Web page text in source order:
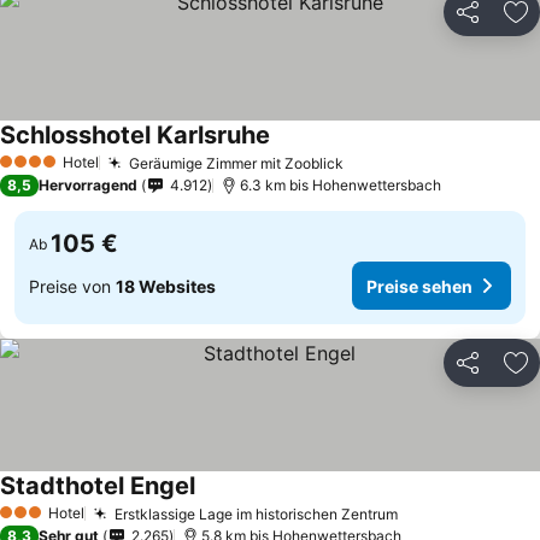
Teilen
4 Sterne Hotel Geräumige Zimmer mit Zooblick
Schlosshotel Karlsruhe
8,5 Hervorragend 4.912 6.3 km bis Hohenwettersbach
Ab 105 €
Preise von 18 Websites Preise sehen
Teilen
3 SterneHotel Erstklassige Lage im historischen ZentrumPreise sehen
Stadthotel EngelPreise sehen
8,3 Sehr gut 2.265 5.8 km bis Hohenwettersbach